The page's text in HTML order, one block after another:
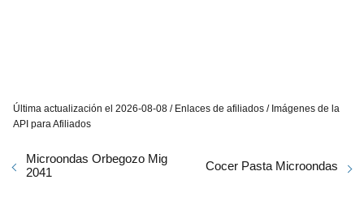
Última actualización el 2026-08-08 / Enlaces de afiliados / Imágenes de la
API para Afiliados
Microondas Orbegozo Mig
2041
Cocer Pasta Microondas